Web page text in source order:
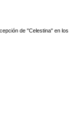
de "Celestina" en